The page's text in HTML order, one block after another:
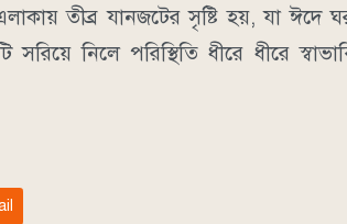
তীব্র যানজটের সৃষ্টি হয়, যা ঈদে
সরিয়ে নিলে পরিস্থিতি ধীরে ধীরে